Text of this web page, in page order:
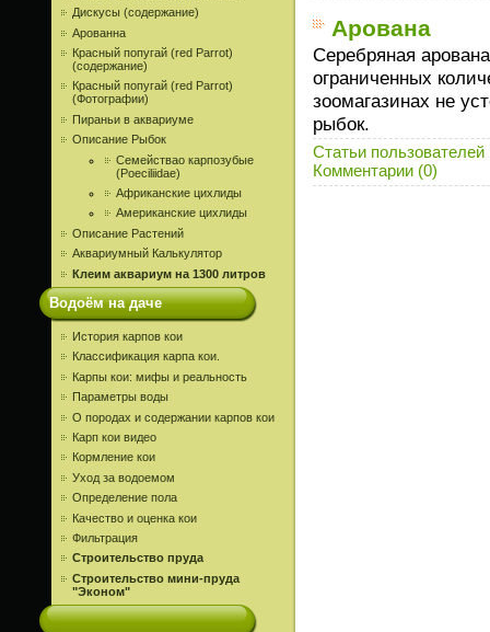
Дискусы (содержание)
Арованна
Красный попугай (red Parrot)
(содержание)
Красный попугай (red Parrot)
(Фотографии)
Пираньи в аквариуме
Описание Рыбок
Семействао карпозубые
(Poeciliidae)
Африканские цихлиды
Американские цихлиды
Описание Растений
Аквариумный Калькулятор
Клеим аквариум на 1300 литров
Водоём на даче
История карпов кои
Классификация карпа кои.
Карпы кои: мифы и реальность
Параметры воды
О породах и содержании карпов кои
Карп кои видео
Кормление кои
Уход за водоемом
Определение пола
Качество и оценка кои
Фильтрация
Строительство пруда
Строительство мини-пруда
"Эконом"
Арована
Серебряная
ограниченных
зоомагазинах не
рыбок.
Статьи пользователей
Комментарии (0)